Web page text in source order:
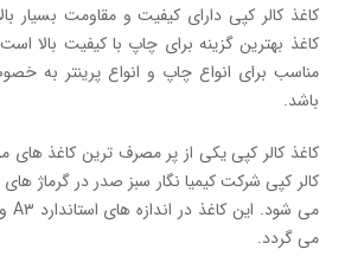
کاغذ کالر کپی دارای کیفیت و مقاومت بسیار
کاغذ بهترین گزینه برای چاپ با کیفیت بالا
مناسب برای انواع چاپ و انواع پرینتر به
باشد.
کاغذ کالر کپی یکی از پر مصرف ترین کاغذ های
می گردد.